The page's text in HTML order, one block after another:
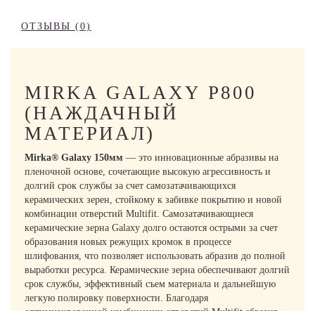
ОТЗЫВЫ (0)
MIRKA GALAXY P800
(НАЖДАЧНЫЙ
МАТЕРИАЛ)
Mirka® Galaxy 150мм — это инновационные абразивы на
пленочной основе, сочетающие высокую агрессивность и
долгий срок службы за счет самозатачивающихся
керамических зерен, стойкому к забивке покрытию и новой
комбинации отверстий Multifit. Самозатачивающиеся
керамические зерна Galaxy долго остаются острыми за счет
образования новых режущих кромок в процессе
шлифования, что позволяет использовать абразив до полной
выработки ресурса. Керамические зерна обеспечивают долгий
срок службы, эффективный съем материала и дальнейшую
легкую полировку поверхности. Благодаря